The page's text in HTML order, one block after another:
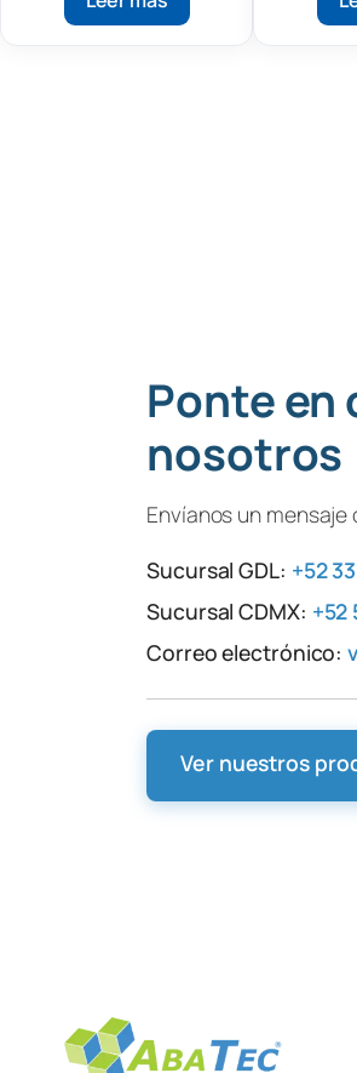
Ponte en
nosotros
Envíanos un
Sucursal GDL: +52
Sucursal CDMX: +52
Correo electrónico:
Ver nuestros